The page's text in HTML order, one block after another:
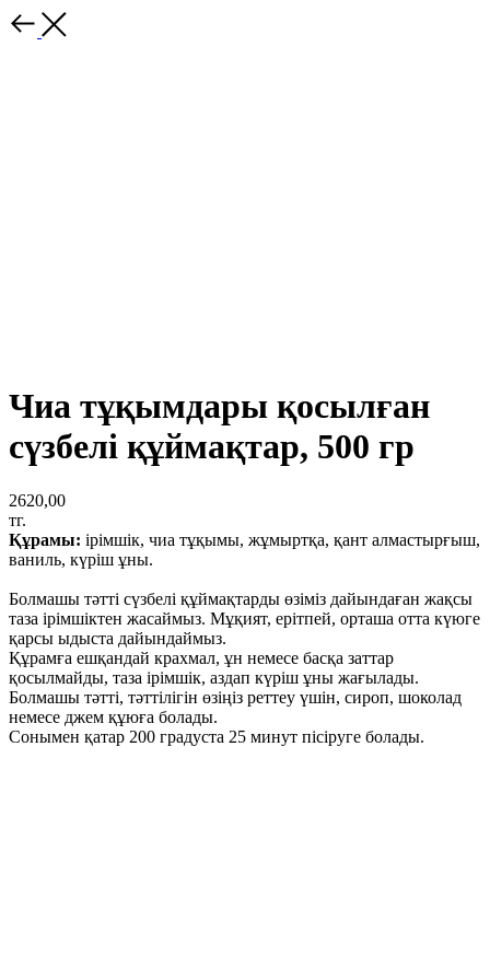
Чиа тұқымдары қосылған
сүзбелі құймақтар, 500 гр
2620,00
тг.
Құрамы: ірімшік, чиа тұқымы, жұмыртқа, қант алмастырғыш,
ваниль, күріш ұны.
Болмашы тәтті сүзбелі құймақтарды өзіміз дайындаған жақсы
таза ірімшіктен жасаймыз. Мұқият, ерітпей, орташа отта күюге
қарсы ыдыста дайындаймыз.
Құрамға ешқандай крахмал, ұн немесе басқа заттар
қосылмайды, таза ірімшік, аздап күріш ұны жағылады.
Болмашы тәтті, тәттілігін өзіңіз реттеу үшін, сироп, шоколад
немесе джем құюға болады.
Сонымен қатар 200 градуста 25 минут пісіруге болады.